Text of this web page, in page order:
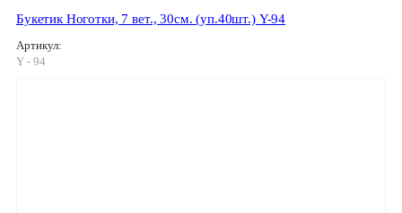
Букетик Ноготки, 7 вет., 30см. (уп.40шт.) Y-94
Артикул:
Y - 94